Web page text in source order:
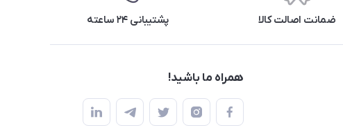
ضمانت اصالت کالا پشتیبانی ۲۴ ساعته
همراه ما باشید!